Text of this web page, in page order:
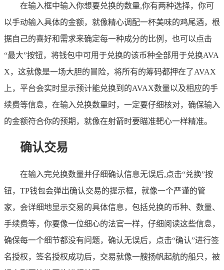
在输入框中输入你想要兑换的数量,你有两种选择，你可
以手动输入具体的金额，就像精心调配一杯美味的鸡尾酒，根
据自己的喜好和需求来确定每一种成分的比例，也可以点击
“最大”按钮，将钱包中可用于兑换的该币种全部用于兑换AVA
X，这就像是一场大胆的冒险，将所有的筹码都押在了AVAX
上，平台会实时显示预计能兑换到的AVAX数量以及相应的手
续费等信息，在输入兑换数量时，一定要仔细核对，确保输入
的金额符合你的预期，就像在射箭时要瞄准靶心一样精准。
确认交易
在输入完兑换数量并仔细确认信息无误后,点击“兑换”按
钮，TP钱包会弹出确认交易的提示框，就像一个严谨的管
家，会详细地显示交易的具体信息，包括兑换的币种、数量、
手续费等，你要像一位细心的法官一样，仔细阅读这些信息，
确保每一个细节都没有问题，确认无误后，点击“确认”进行签
名授权，签名授权成功后，交易就像一艘扬帆起航的船只，被